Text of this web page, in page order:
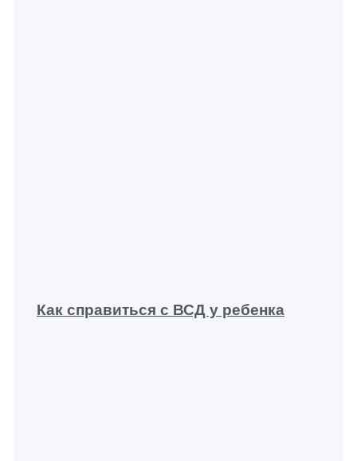
Как справиться с ВСД у ребенка